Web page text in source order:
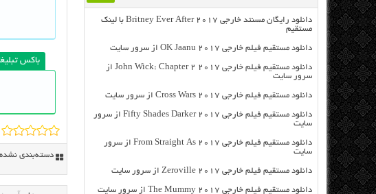
باکس
دسته‌بندی نشده
دانلود رایگان مسنتد خارجی Britney Ever After 2017 با لینک
مستقیم
دانلود مستقیم فیلم خارجی OK Jaanu 2017 از سرور سایت
دانلود مستقیم فیلم خارجی John Wick: Chapter 2 2017 از
سرور سایت
دانلود مستقیم فیلم خارجی Cross Wars 2017 از سرور سایت
دانلود مستقیم فیلم خارجی Fifty Shades Darker 2017 از سرور
سایت
دانلود مستقیم فیلم خارجی From Straight As 2017 از سرور
سایت
دانلود مستقیم فیلم خارجی Zeroville 2017 از سرور سایت
دانلود مستقیم فیلم خارجی The Mummy 2017 از سرور سایت